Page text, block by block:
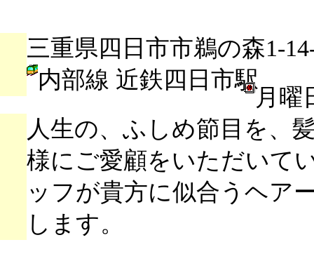
三重県四日市市鵜の森1-
内部線 近鉄四日市駅
月曜
人生の、ふしめ節目を、
様にご愛顧をいただいて
ッフが貴方に似合うヘア
します。